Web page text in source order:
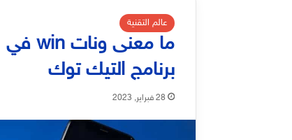
عالم التقنية
ما معنى ونات win في
برنامج التيك توك
28 فبراير, 2023